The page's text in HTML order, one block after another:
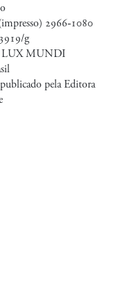
2966‑1080
g
LUX MUNDI
pela Editora